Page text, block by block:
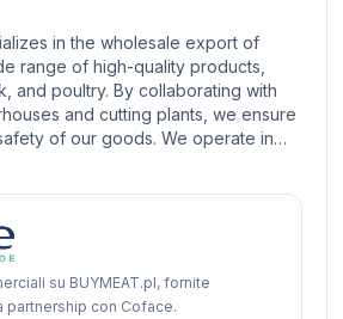
in the wholesale export of
range of high-quality products,
and poultry. By collaborating with
and cutting plants, we ensure
of our goods. We operate in…
su BUYMEAT.pl, fornite
partnership con Coface.